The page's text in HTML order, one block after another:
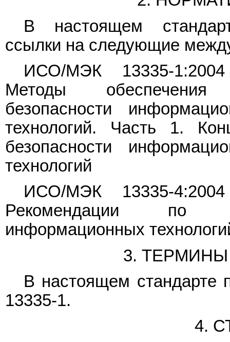
В настоящем
ссылки на следующие
ИСО/МЭК 13335-1:2004
Методы обеспечения
безопасности
технологий. Часть 1.
безопасности
технологий
ИСО/МЭК 13335-4:2004
Рекомендации по
информационных
3.
В настоящем
13335-1.
4.